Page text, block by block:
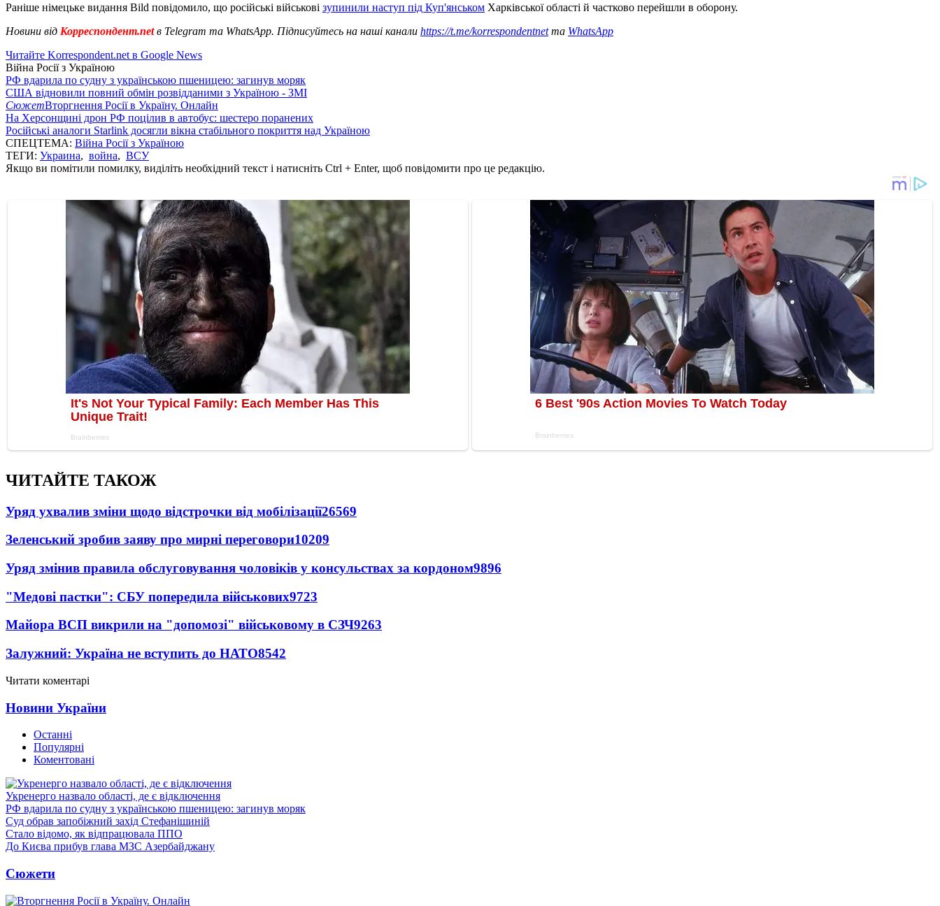
Раніше німецьке видання Bild повідомило, що російські військові зупинили наступ під Куп'янськом Харківської області й частково перейшли в оборону.
Новини від Корреспондент.netв Telegram та WhatsApp. Підписуйтесь на наші канали https://t.me/korrespondentnetта WhatsApp
Читайте Korrespondent.net в Google News
Війна Росії з Україною
РФ вдарила по судну з українською пшеницею: загинув моряк
США відновили повний обмін розвідданими з Україною - ЗМІ
СюжетВторгнення Росії в Україну. Онлайн
На Херсонщині дрон РФ поцілив в автобус: шестеро поранених
Російські аналоги Starlink досягли вікна стабільного покриття над Україною
СПЕЦТЕМА: Війна Росії з Україною
ТЕГИ: Украина, война, ВСУ
Якщо ви помітили помилку, виділіть необхідний текст і натисніть Ctrl + Enter, щоб повідомити про це редакцію.
ЧИТАЙТЕ ТАКОЖ
Уряд ухвалив зміни щодо відстрочки від мобілізації26569
Зеленський зробив заяву про мирні переговори10209
Уряд змінив правила обслуговування чоловіків у консульствах за кордоном9896
"Медові пастки": СБУ попередила військових9723
Майора ВСП викрили на "допомозі" військовому в СЗЧ9263
Залужний: Україна не вступить до НАТО8542
Читати коментарі
Новини України
Останні
Популярні
Коментовані
Укренерго назвало області, де є відключення
РФ вдарила по судну з українською пшеницею: загинув моряк
Суд обрав запобіжний захід Стефанішиній
Стало відомо, як відпрацювала ППО
До Києва прибув глава МЗС Азербайджану
Сюжети